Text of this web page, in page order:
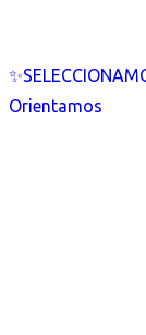
Orientamos